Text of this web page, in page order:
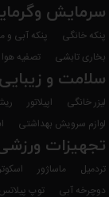
سرمایش
پنکه خانگی پنکه آبی و
بخاری تابشی
تصفیه هوا
سلامت و زیبایی
لیزر خانگی اپیلاتور
لوازم سرویش بهداشتی
تجهیزات
تردمیل ماساژور
دوچرخه آبی
توپ پیلاتس